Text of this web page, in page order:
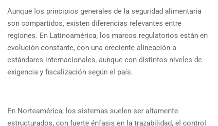
Aunque los principios generales de la seguridad alimentaria
son compartidos, existen diferencias relevantes entre
regiones. En Latinoamérica, los marcos regulatorios están en
evolución constante, con una creciente alineación a
estándares internacionales, aunque con distintos niveles de
exigencia y fiscalización según el país.
En Norteamérica, los sistemas suelen ser altamente
estructurados, con fuerte énfasis en la trazabilidad, el control